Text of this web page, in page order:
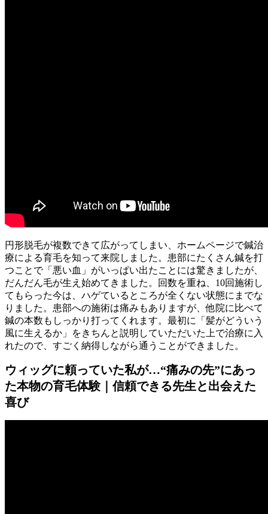
円形脱毛が複数できて広がってしまい、ホームページで鍼治
療による育毛を知って来院しました。患部にたくさん鍼を打
つことで「悪い血」がいっぱい出たことには驚きましたが、
だんだん毛が生え始めてきました。回数を重ね、10回施術し
てもらった今は、ハゲているところが全くない状態にまでな
りました。患部への施術は痛みもありますが、他院に比べて
鍼の本数もしっかり打ってくれます。最初に「髪がどういう
風に生えるか」をきちんと説明していただいた上で治療に入
れたので、すごく納得しながら通うことができました。
ウィッグに頼っていた私が…“痛みの先”にあっ
た本物の育毛体験｜信頼できる先生と出会えた
喜び